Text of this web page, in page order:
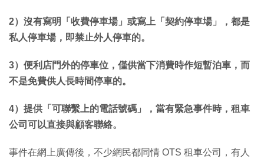
2）沒有寫明「收費停車場」或寫上「契約停車場」，都是
私人停車場，即禁止外人停車的。
3）便利店門外的停車位，僅供當下消費時作短暫泊車，而
不是免費供人長時間停車的。
4）提供「可聯繫上的電話號碼」，當有緊急事件時，租車
公司可以直接與顧客聯絡。
事件在網上廣傳後，不少網民都同情 OTS 租車公司，有人